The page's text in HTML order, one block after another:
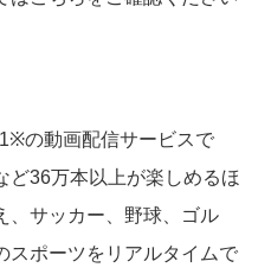
の動画配信サービスで
ど36万本以上が楽しめるほ
、サッカー、野球、ゴル
スポーツをリアルタイムで